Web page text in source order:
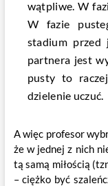
wątpliwe. W
W fazie
stadium przed
partnera jest
pusty to
dzielenie uczuć.
A więc profesor
że w jednej z nich
tą samą miłością
– ciężko być